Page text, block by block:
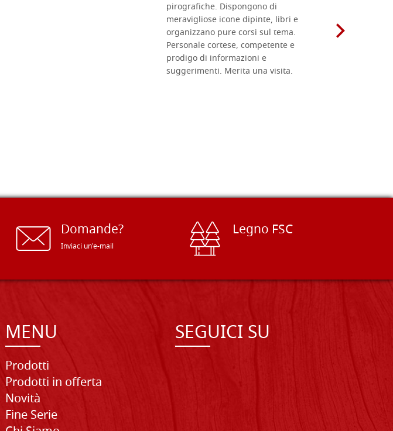
pirografiche. Dispongono di
meravigliose icone dipinte, libri e
organizzano pure corsi sul tema.
Personale cortese, competente e
prodigo di informazioni e
suggerimenti. Merita una visita.
Domande?
Inviaci un'e-mail
Legno FSC
MENU
Prodotti
Prodotti in offerta
Novità
Fine Serie
SEGUICI SU